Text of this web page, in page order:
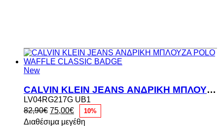
New
CALVIN KLEIN JEANS ΑΝΔΡΙΚΗ ΜΠΛΟΥΖΑ POLO WAFFLE CLASSIC BADGE
LV04RG217G UB1
82,90€ Original
price
75,00€Η
τρέχουσα
10%
Διαθέσιμα μεγέθη